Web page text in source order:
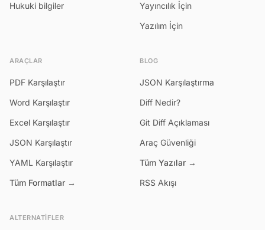
Hukuki bilgiler
Yayıncılık İçin
Yazılım İçin
ARAÇLAR
PDF Karşılaştır
Word Karşılaştır
Excel Karşılaştır
JSON Karşılaştır
YAML Karşılaştır
Tüm Formatlar →
BLOG
JSON Karşılaştırma
Diff Nedir?
Git Diff Açıklaması
Araç Güvenliği
Tüm Yazılar →
RSS Akışı
ALTERNATIFLER